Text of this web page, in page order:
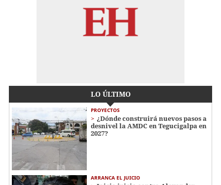
LO ÚLTIMO
PROYECTOS
¿Dónde construirá nuevos pasos a
desnivel la AMDC en Tegucigalpa en
2027?
ARRANCA EL JUICIO